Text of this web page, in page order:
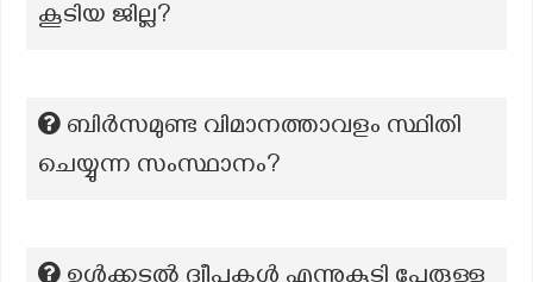
കൂടിയ ജില്ല?
ബിർസമുണ്ട വിമാനത്താവളം സ്ഥിതി
ചെയ്യുന്ന സംസ്ഥാനം?